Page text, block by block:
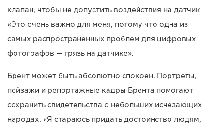
клапан, чтобы не допустить воздействия на датчик.
«Это очень важно для меня, потому что одна из
самых распространенных проблем для цифровых
фотографов — грязь на датчике».
Брент может быть абсолютно спокоен. Портреты,
пейзажи и репортажные кадры Брента помогают
сохранить свидетельства о небольших исчезающих
народах. «Я стараюсь придать достоинство людям,